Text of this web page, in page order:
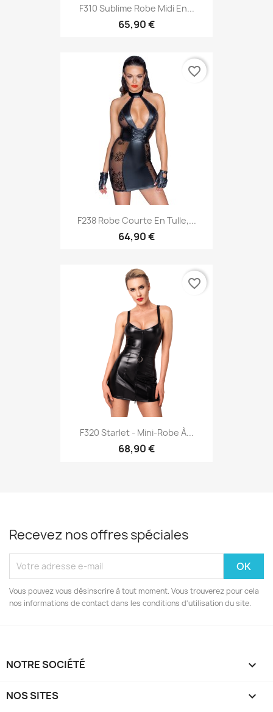
F310 Sublime Robe Midi En...
65,90 €
F238 Robe Courte En Tulle,...
64,90 €
favorite_border
F320 Starlet - Mini-Robe À...
68,90 €
favorite_border
Recevez nos offres spéciales
Vous pouvez vous désinscrire à tout moment. Vous trouverez pour cela
nos informations de contact dans les conditions d'utilisation du site.
NOTRE SOCIÉTÉ 
NOS SITES 